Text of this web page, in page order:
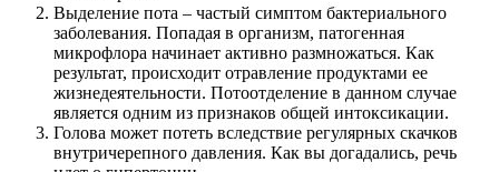
Выделение пота – частый симптом бактериального
заболевания. Попадая в организм, патогенная
микрофлора начинает активно размножаться. Как
результат, происходит отравление продуктами ее
жизнедеятельности. Потоотделение в данном случае
является одним из признаков общей интоксикации.
Голова может потеть вследствие регулярных скачков
внутричерепного давления. Как вы догадались, речь